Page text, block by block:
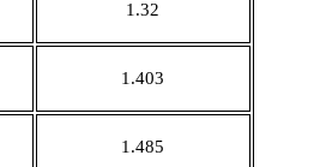
1.32
1.403
1.485